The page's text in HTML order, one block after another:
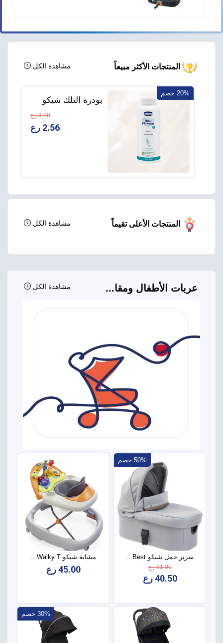
المنتجات الأكثر مبيعاً مشاهدة الكل
20% خصم
بودرة التلك شيكو
منذ الولادة – 150
3.20 رع
2.56 رع
المنتجات الأعلى تقيماً مشاهدة الكل
عربات الأطفال ومقا... مشاهدة الكل
50% خصم
سرير حمل شيكو Best...
81.00 رع
40.50 رع
مشاية شيكو Walky T...
45.00 رع
30% خصم